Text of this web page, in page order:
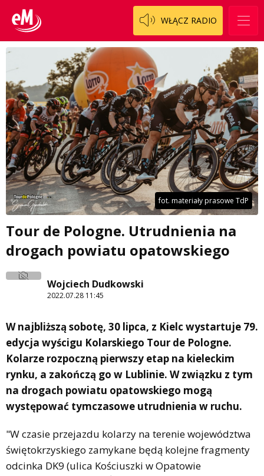
WŁĄCZ RADIO
fot. materiały prasowe TdP
Tour de Pologne. Utrudnienia na
drogach powiatu opatowskiego
Wojciech Dudkowski
2022.07.28 11:45
W najbliższą sobotę, 30 lipca, z Kielc wystartuje 79.
edycja wyścigu Kolarskiego Tour de Pologne.
Kolarze rozpoczną pierwszy etap na kieleckim
rynku, a zakończą go w Lublinie. W związku z tym
na drogach powiatu opatowskiego mogą
występować tymczasowe utrudnienia w ruchu.
"W czasie przejazdu kolarzy na terenie województwa
świętokrzyskiego zamykane będą kolejne fragmenty
odcinka DK9 (ulica Kościuszki w Opatowie